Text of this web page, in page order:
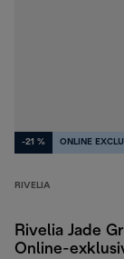
-21 % ONLINE
RIVELIA
Rivelia Jade
Online-